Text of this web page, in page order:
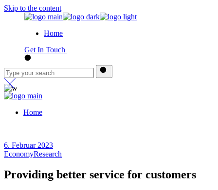
Skip to the content
Home
Get In Touch
Home
6. Februar 2023
EconomyResearch
Providing better service for customers